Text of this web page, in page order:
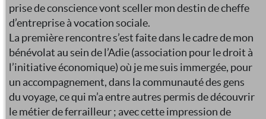
prise de conscience vont sceller mon destin de cheffe
d’entreprise à vocation sociale.
La première rencontre s’est faite dans le cadre de mon
bénévolat au sein de l’Adie (association pour le droit à
l’initiative économique) où je me suis immergée, pour
un accompagnement, dans la communauté des gens
du voyage, ce qui m’a entre autres permis de découvrir
le métier de ferrailleur ; avec cette impression de